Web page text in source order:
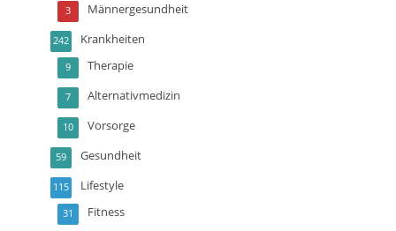
Männergesundheit
3
Krankheiten
242
Therapie
9
Alternativmedizin
7
Vorsorge
10
Gesundheit
59
Lifestyle
115
Fitness
31